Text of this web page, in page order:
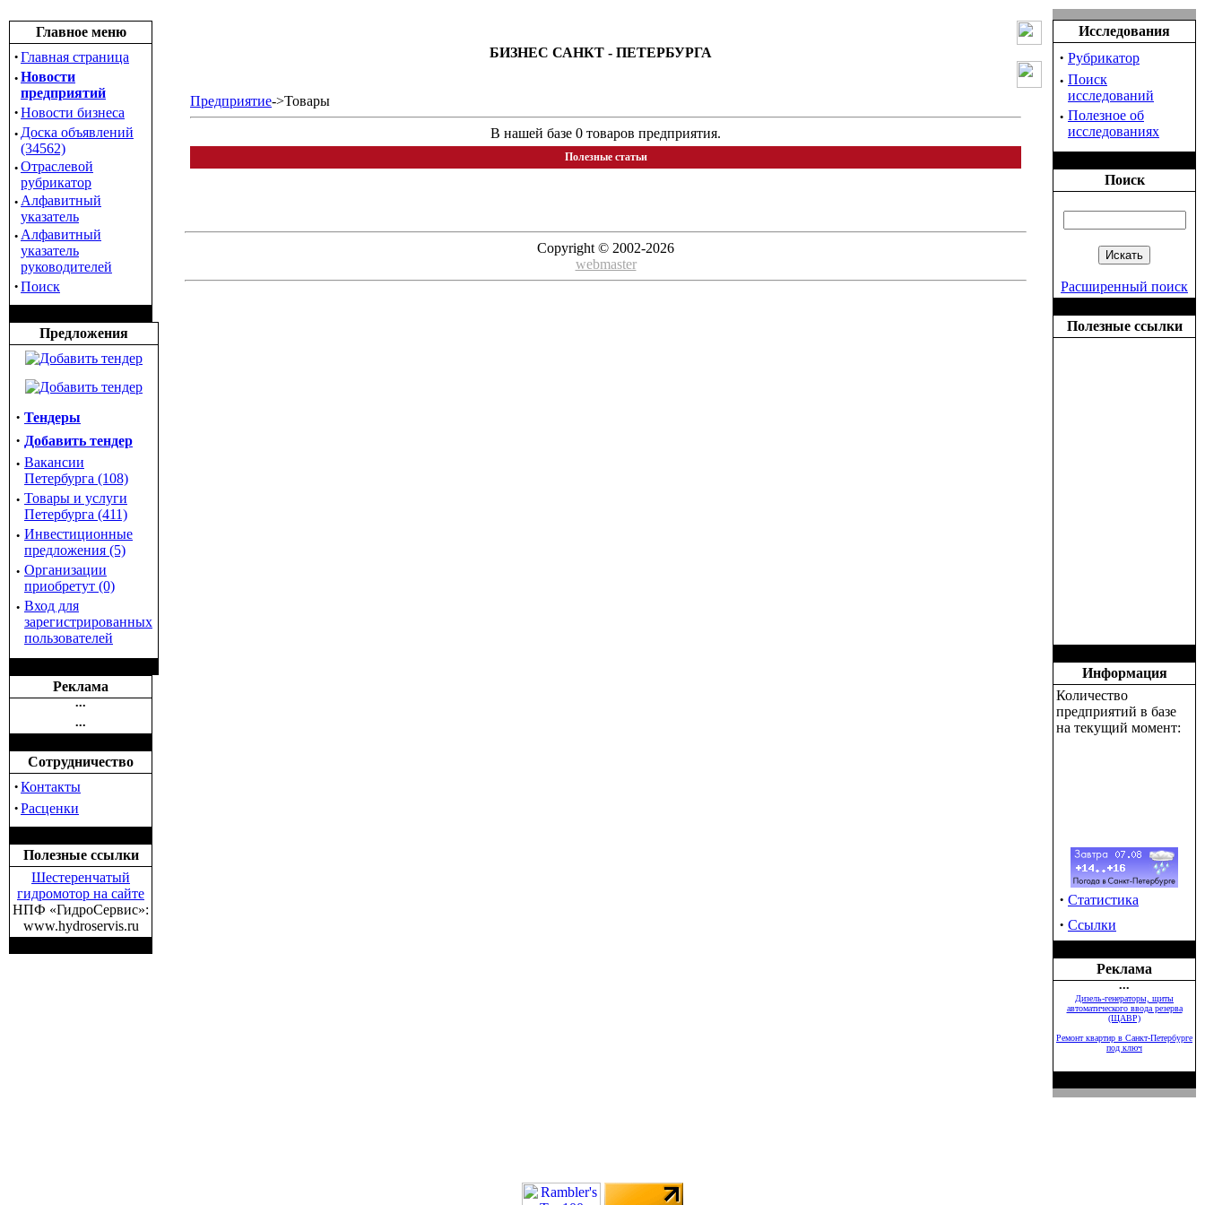
Главное меню
·Главная страница
·Новости
предприятий
·Новости бизнеса
· Доска объявлений
(34562)
·Отраслевой
рубрикатор
· Алфавитный
указатель
· Алфавитный
указатель
руководителей
·Поиск
Предложения
· Тендеры
· Добавить тендер
· Вакансии
Петербурга (108)
· Товары и услуги
Петербурга (411)
· Инвестиционные
предложения (5)
· Организации
приобретут (0)
· Вход для
зарегистрированных
пользователей
Реклама
•••
•••
Сотрудничество
·Контакты
·Расценки
Полезные ссылки
Шестеренчатый
гидромотор на сайте
НПФ «ГидроСервис»:
www.hydroservis.ru
БИЗНЕС САНКТ - ПЕТЕРБУРГА
Предприятие->Товары
В нашей базе 0 товаров предприятия.
Полезные статьи
Copyright © 2002-2026
webmaster
Исследования
· Рубрикатор
· Поиск
исследований
· Полезное об
исследованиях
Поиск
Расширенный поиск
Полезные ссылки
Информация
Количество
предприятий в базе
на текущий момент:
· Статистика
· Ссылки
Реклама
•••
Дизель-генераторы, щиты
автоматического ввода резерва
(ЩАВР)
Ремонт квартир в Санкт-Петербурге
под ключ